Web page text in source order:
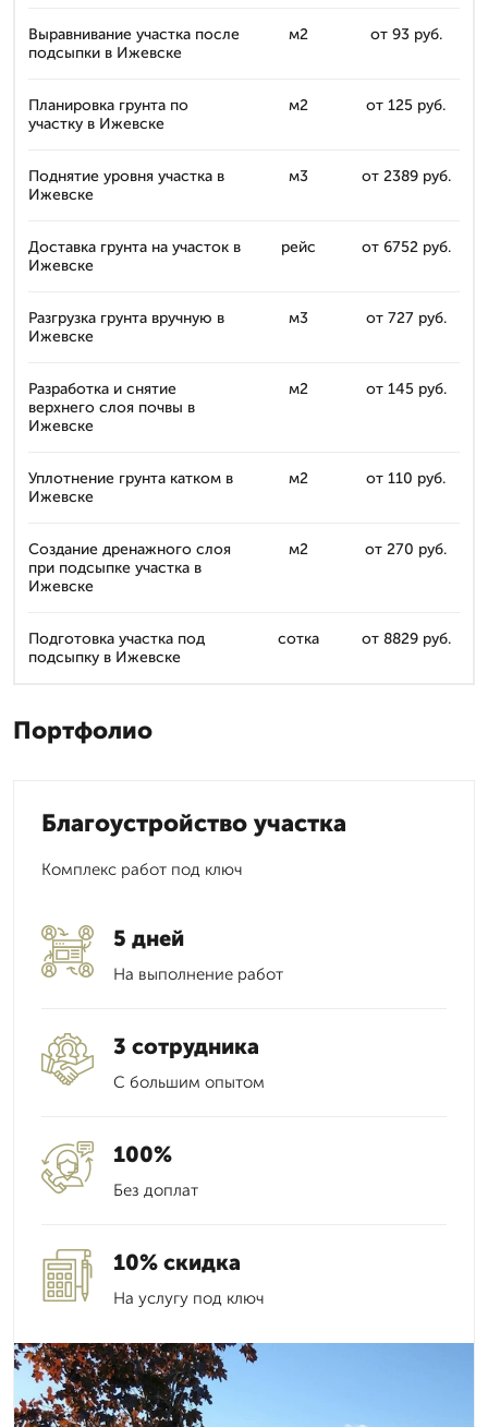
Выравнивание участка после
подсыпки в Ижевске
м2 от 93 руб.
Планировка грунта по
участку в Ижевске
м2 от 125 руб.
Поднятие уровня участка в
Ижевске
м3 от 2389 руб.
Доставка грунта на участок в
Ижевске
рейс от 6752 руб.
Разгрузка грунта вручную в
Ижевске
м3 от 727 руб.
Разработка и снятие
верхнего слоя почвы в
Ижевске
м2 от 145 руб.
Уплотнение грунта катком в
Ижевске
м2 от 110 руб.
Создание дренажного слоя
при подсыпке участка в
Ижевске
м2 от 270 руб.
Подготовка участка под
подсыпку в Ижевске
сотка от 8829 руб.
Портфолио
Благоустройство участка
Комплекс работ под ключ
5 дней
На выполнение работ
3 сотрудника
С большим опытом
100%
Без доплат
10% скидка
На услугу под ключ